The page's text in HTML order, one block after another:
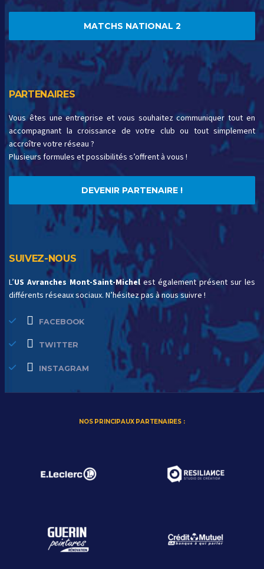
MATCHS NATIONAL 2
PARTENAIRES
Vous êtes une entreprise et vous souhaitez communiquer tout en
accompagnant la croissance de votre club ou tout simplement
accroître votre réseau ?
Plusieurs formules et possibilités s’offrent à vous !
DEVENIR PARTENAIRE !
SUIVEZ-NOUS
L’US Avranches Mont-Saint-Michel est également présent sur les
différents réseaux sociaux. N’hésitez pas à nous suivre !
FACEBOOK
TWITTER
INSTAGRAM
NOS PRINCIPAUX PARTENAIRES :